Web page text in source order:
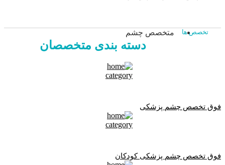
تخصص ها متخصص چشم
دسته بندی متخصصان
فوق تخصص چشم پزشکی
فوق تخصص چشم پزشکی کودکان